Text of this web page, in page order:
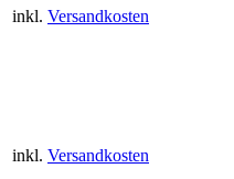
inkl. Versandkosten
inkl. Versandkosten